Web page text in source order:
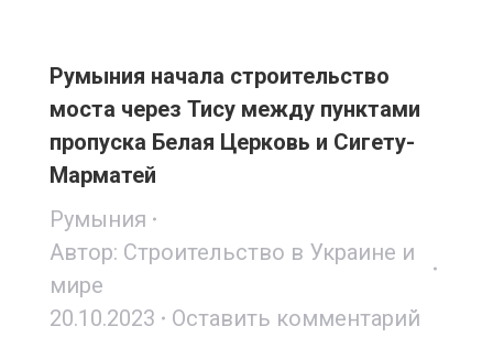
Румыния начала строительство
моста через Тису между пунктами
пропуска Белая Церковь и Сигету-
Марматей
Румыния
Автор: Строительство в Украине и
мире
20.10.2023
Оставить комментарий